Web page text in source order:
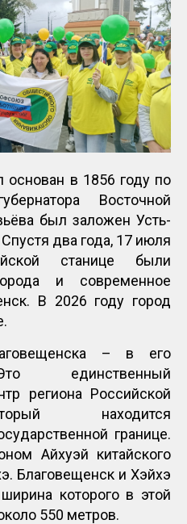
основан в 1856 году по
Восточной
был заложен Усть-
два года, 17 июля
станице были
и современное
В 2026 году город
– в его
единственный
региона Российской
находится
границе.
Айхуэй китайского
Благовещенск и Хэйхэ
которого в этой
550 метров.